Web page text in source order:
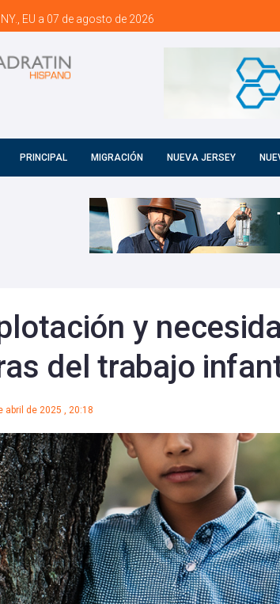
EU a 07 de agosto de 2026
PRINCIPAL MIGRACIÓN NUEVA JERSEY
y
del trabajo
abril de 2025 , 20:18